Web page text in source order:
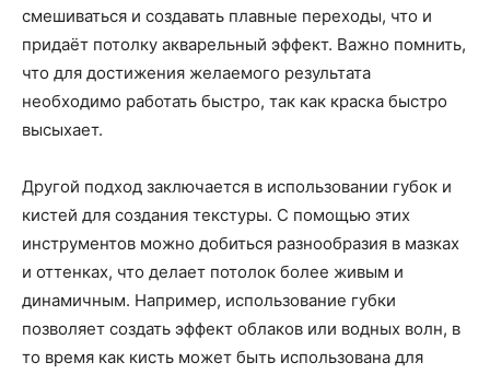
смешиваться и создавать плавные переходы, что и
придаёт потолку акварельный эффект. Важно помнить,
что для достижения желаемого результата
необходимо работать быстро, так как краска быстро
высыхает.
Другой подход заключается в использовании губок и
кистей для создания текстуры. С помощью этих
инструментов можно добиться разнообразия в мазках
и оттенках, что делает потолок более живым и
динамичным. Например, использование губки
позволяет создать эффект облаков или водных волн, в
то время как кисть может быть использована для